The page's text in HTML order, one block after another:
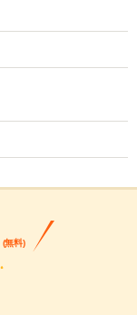
(無料)